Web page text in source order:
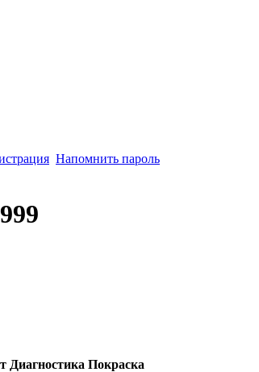
Напомнить пароль
Диагностика Покраска